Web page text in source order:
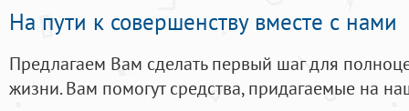
На пути к совершенству вместе с нами
Предлагаем Вам сделать первый шаг для
жизни. Вам помогут средства, придагаемые на